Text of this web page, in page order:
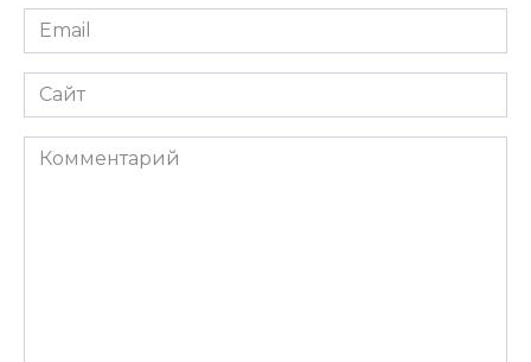
Email
*
Сайт
Комментарий